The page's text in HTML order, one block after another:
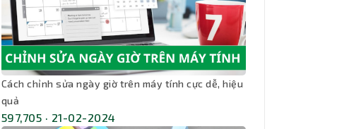
Cách chỉnh sửa ngày giờ trên máy tính cực dễ, hiệu
quả
597,705 · 21-02-2024